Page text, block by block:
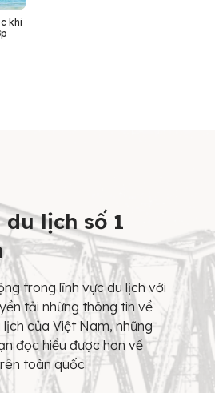
khi
lịch số 1
trong lĩnh vực du lịch với
tải những thông tin về
của Việt Nam, những
đọc hiểu được hơn về
toàn quốc.